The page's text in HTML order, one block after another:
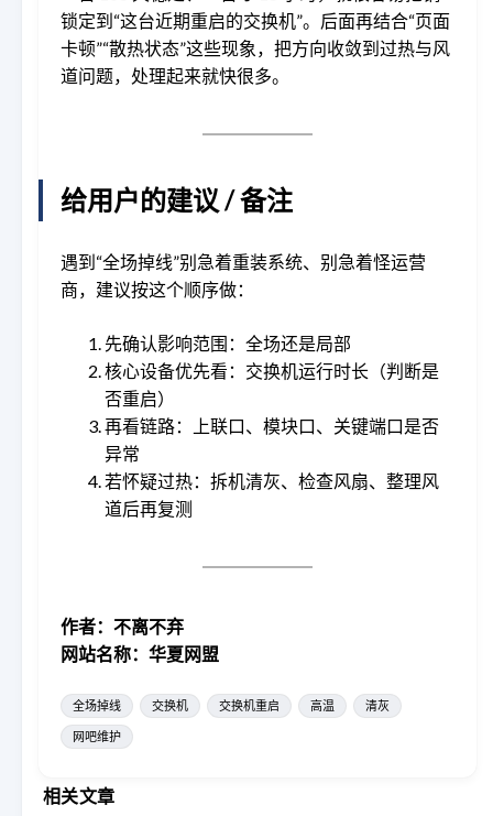
锁定到“这台近期重启的交换机”。后面再结合“页面
卡顿”“散热状态”这些现象，把方向收敛到过热与风
道问题，处理起来就快很多。
给用户的建议 / 备注
遇到“全场掉线”别急着重装系统、别急着怪运营
商，建议按这个顺序做：
先确认影响范围：全场还是局部
核心设备优先看：交换机运行时长（判断是
否重启）
再看链路：上联口、模块口、关键端口是否
异常
若怀疑过热：拆机清灰、检查风扇、整理风
道后再复测
作者：不离不弃
网站名称：华夏网盟
全场掉线 交换机 交换机重启 高温 清灰
网吧维护
相关文章